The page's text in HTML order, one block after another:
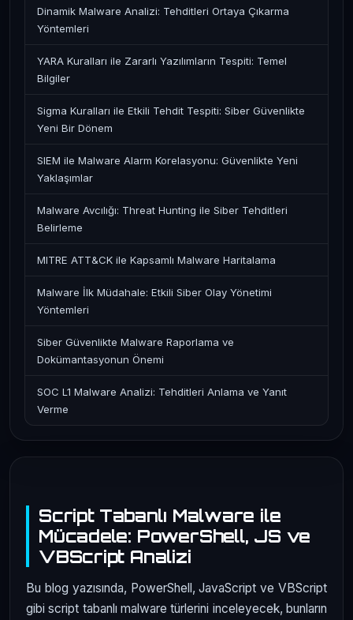
Script Tabanlı Malware ile
Mücadele: PowerShell, JS ve
VBScript Analizi
Bu blog yazısında, PowerShell, JavaScript ve VBScript
gibi script tabanlı malware türlerini inceleyecek, bunların
Dinamik Malware Analizi: Tehditleri Ortaya Çıkarma
Yöntemleri
YARA Kuralları ile Zararlı Yazılımların Tespiti: Temel
Bilgiler
Sigma Kuralları ile Etkili Tehdit Tespiti: Siber Güvenlikte
Yeni Bir Dönem
SIEM ile Malware Alarm Korelasyonu: Güvenlikte Yeni
Yaklaşımlar
Malware Avcılığı: Threat Hunting ile Siber Tehditleri
Belirleme
MITRE ATT&CK ile Kapsamlı Malware Haritalama
Malware İlk Müdahale: Etkili Siber Olay Yönetimi
Yöntemleri
Siber Güvenlikte Malware Raporlama ve
Dokümantasyonun Önemi
SOC L1 Malware Analizi: Tehditleri Anlama ve Yanıt
Verme